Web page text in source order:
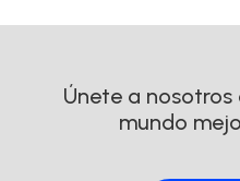
Únete a nosotros
mundo